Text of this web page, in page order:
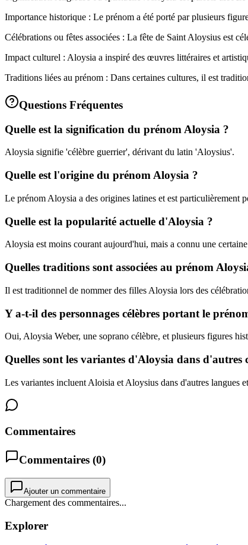
Importance historique : Le prénom a été porté par plusieurs
Célébrations ou fêtes associées : La fête de Saint Aloysius est
Impact culturel : Aloysia a inspiré des œuvres littéraires et
Traditions liées au prénom : Dans certaines cultures, il est
Questions Fréquentes
Quelle est la signification du prénom Aloysia ?
Aloysia signifie 'célèbre guerrier', dérivant du latin 'Aloysius'.
Quelle est l'origine du prénom Aloysia ?
Le prénom Aloysia a des origines latines et est particulièrement
Quelle est la popularité actuelle d'Aloysia ?
Aloysia est moins courant aujourd'hui, mais a connu une
Quelles traditions sont associées au prénom
Il est traditionnel de nommer des filles Aloysia lors des
Y a-t-il des personnages célèbres portant le
Oui, Aloysia Weber, une soprano célèbre, et plusieurs figures
Quelles sont les variantes d'Aloysia dans d'autres
Les variantes incluent Aloisia et Aloysius dans d'autres langues
Commentaires
Commentaires (0)
Ajouter un commentaire
Chargement des commentaires...
Explorer